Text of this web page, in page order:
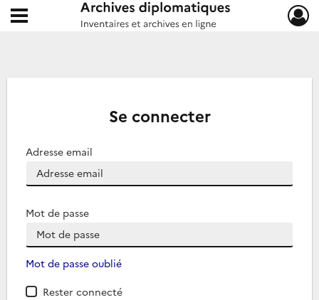
Archives diplomatiques
Ouvrir le menu déroulant
Se connecter
Adresse email
Mot de passe
Mot de passe oublié
Rester connecté